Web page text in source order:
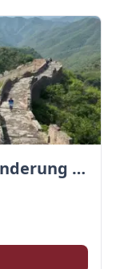
Maria erzählt von ihrer Wanderung auf der Großen Mauer